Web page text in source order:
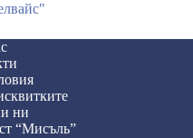
ни
“Мисъль”